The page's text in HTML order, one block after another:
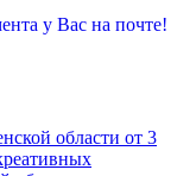
области от 3